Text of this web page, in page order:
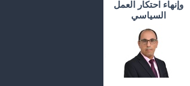
وإنهاء احتكار العمل
السياسي